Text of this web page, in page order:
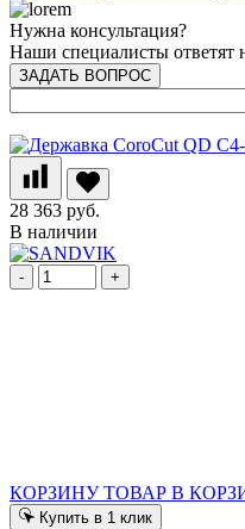
Нужна консультация?
Наши специалисты
ЗАДАТЬ ВОПРОС
28 363 руб.
В наличии
- +
КОРЗИНУ ТОВАР В
Купить в 1 клик